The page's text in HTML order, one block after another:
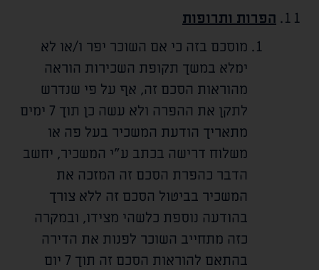
הפרות ותרופות
מוסכם בזה כי אם השוכר יפר ו/או לא
ימלא במשך תקופת השכירות הוראה
מהוראות הסכם זה, אף על פי שנדרש
לתקן את ההפרה ולא עשה כן תוך 7 ימים
מתאריך הודעת המשכיר בעל פה או
משלוח דרישה בכתב ע"י המשכיר, יחשב
הדבר כהפרת הסכם זה המזכה את
המשכיר בביטול הסכם זה ללא צורך
בהודעה נוספת כלשהי מצידו, ובמקרה
כזה מתחייב השוכר לפנות את הדירה
בהתאם להוראות הסכם זה תוך 7 יום